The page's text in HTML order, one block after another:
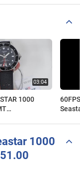
1000
1000